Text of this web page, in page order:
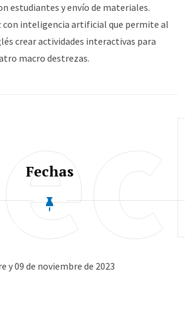
estudiantes y envío de materiales.
inteligencia artificial que permite al
crear actividades interactivas para
macro destrezas.
Fechas
y 09 de noviembre de 2023